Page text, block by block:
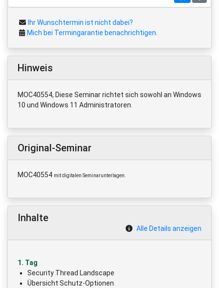
Ihr Wunschtermin ist nicht dabei?
Mich bei Termingarantie benachrichtigen.
Hinweis
MOC40554, Diese Seminar richtet sich sowohl an Windows
10 und Windows 11 Administratoren.
Original-Seminar
MOC40554 mit digitalen Seminarunterlagen.
Inhalte
Alle Details anzeigen
1. Tag
Security Thread Landscape
Übersicht Schutz-Optionen